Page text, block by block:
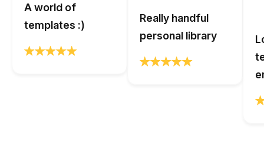
A world of
templates :)
Really handful
personal library